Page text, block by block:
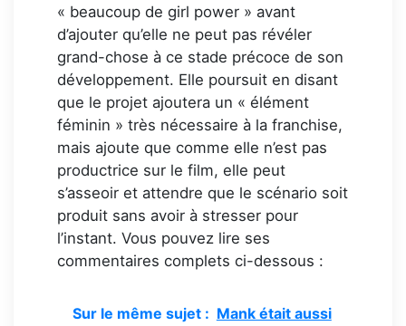
« beaucoup de girl power » avant
d’ajouter qu’elle ne peut pas révéler
grand-chose à ce stade précoce de son
développement. Elle poursuit en disant
que le projet ajoutera un « élément
féminin » très nécessaire à la franchise,
mais ajoute que comme elle n’est pas
productrice sur le film, elle peut
s’asseoir et attendre que le scénario soit
produit sans avoir à stresser pour
l’instant. Vous pouvez lire ses
commentaires complets ci-dessous :
Sur le même sujet : Mank était aussi